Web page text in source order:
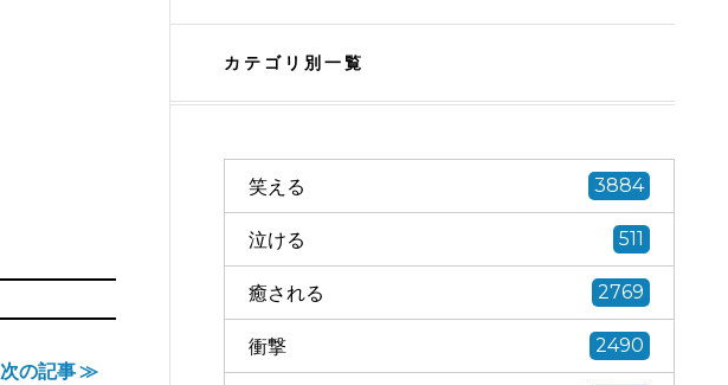
次の記事 ≫
カテゴリ別一覧
笑える 3884
泣ける 511
癒される 2769
衝撃 2490